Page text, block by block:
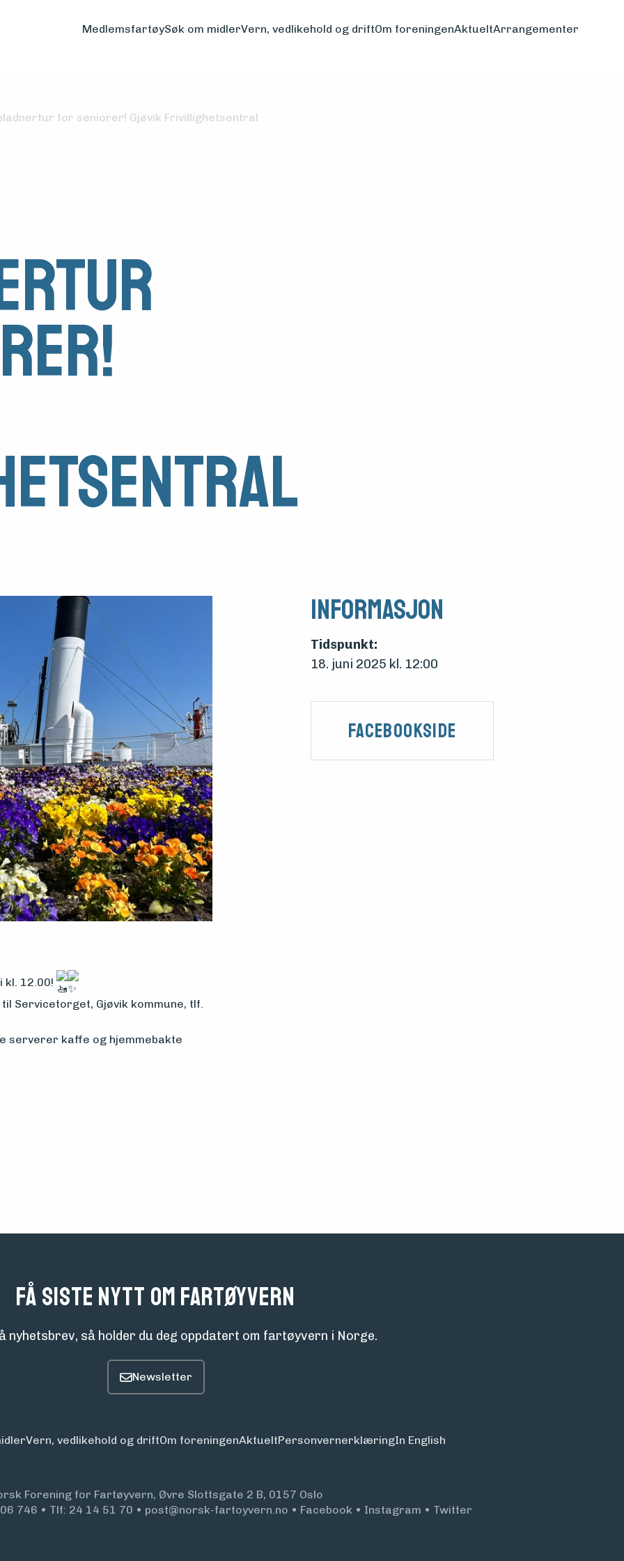
MedlemsfartøySøk om midlerVern, vedlikehold og driftOm foreningenAktueltArrangementer
for seniorer! Gjøvik Frivillighetsentral
kl. 12.00!
Servicetorget, Gjøvik kommune, tlf.
serverer kaffe og hjemmebakte
Informasjon
Tidspunkt:
18. juni 2025 kl. 12:00
Facebookside
Få siste nytt om fartøyvern
nyhetsbrev, så holder du deg oppdatert om fartøyvern i Norge.
Vern, vedlikehold og driftOm foreningenAktueltPersonvern­erklæringIn English
Forening for Fartøyvern, Øvre Slottsgate 2 B, 0157 Oslo
746 • Tlf: 24 14 51 70 • post@norsk-fartoyvern.no • Facebook • Instagram • Twitter